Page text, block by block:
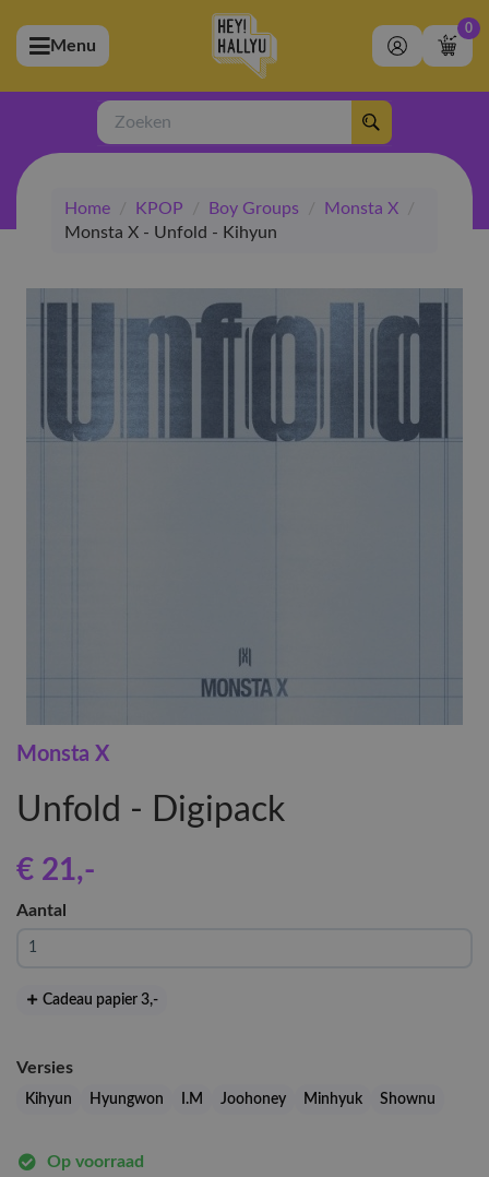
(Artiesten)
(Merchandise)
(Exclusive)
(Winkel)
Menu
0
Zoeken
Home / KPOP / Boy Groups / Monsta X
/
Monsta X - Unfold - Kihyun
Monsta X
Unfold - Digipack
€ 21,-
Aantal
Cadeau papier 3,-
Versies
Kihyun Hyungwon I.M Joohoney Minhyuk Shownu
Op voorraad